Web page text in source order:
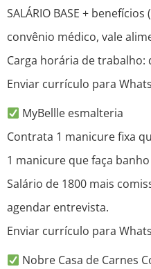
SALÁRIO BASE +
convênio médico, vale
Carga horária de trabalho:
Enviar currículo para
MyBellle esmalteria
Contrata 1 manicure fixa
1 manicure que faça
Salário de 1800 mais
agendar entrevista.
Enviar currículo para
Nobre Casa de Carnes